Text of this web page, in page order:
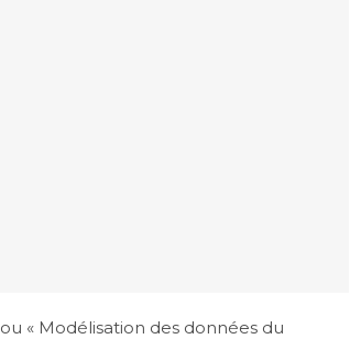
« Modélisation des données du